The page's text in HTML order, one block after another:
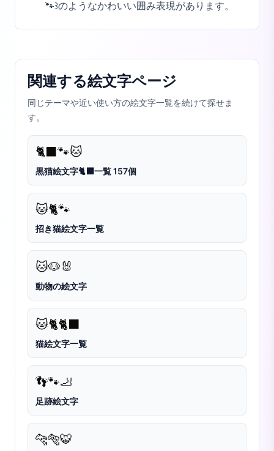
🐾꒱のようなかわいい囲み表現があります。
関連する絵文字ページ
同じテーマや近い使い方の絵文字一覧を続けて探せま
す。
🐈‍⬛ 🐾🐱
黒猫絵文字🐈‍⬛一覧 157個
🐱🐈🐾
招き猫絵文字一覧
🐱🐶🐰
動物の絵文字
🐱🐈🐈‍⬛
猫絵文字一覧
👣🐾🦶
足跡絵文字
🐆🐅🐯